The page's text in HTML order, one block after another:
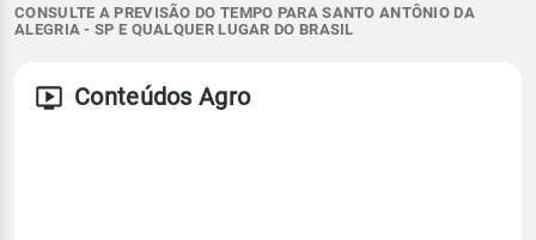
CONSULTE A PREVISÃO DO TEMPO PARA SANTO ANTÔNIO DA
ALEGRIA - SP E QUALQUER LUGAR DO BRASIL
Conteúdos Agro